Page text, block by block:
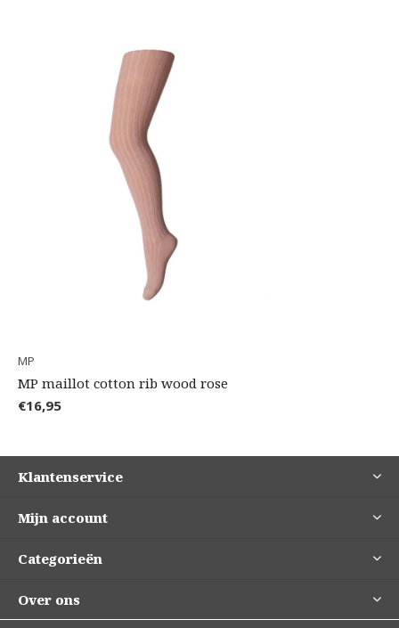
MP
MP maillot cotton rib wood rose
€16,95
Klantenservice
Mijn account
Categorieën
Over ons